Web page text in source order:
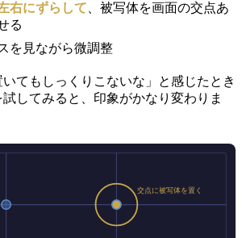
右にずらして 、被写体を画面の交点あ
る
を見ながら微調整
いてもしっくりこないな」と感じたとき
してみると、印象がかなり変わりま